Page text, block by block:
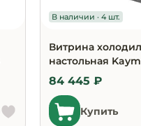
Витрина
настольная
В наличии · 4 шт.
84 445 ₽
Купить